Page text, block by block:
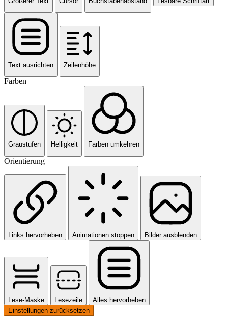
Text ausrichten Zeilenhöhe
Farben
Graustufen Helligkeit Farben umkehren
Orientierung
Links hervorheben Animationen stoppen Bilder ausblenden
Lese-Maske Lesezeile
Alles hervorheben
Einstellungen zurücksetzen